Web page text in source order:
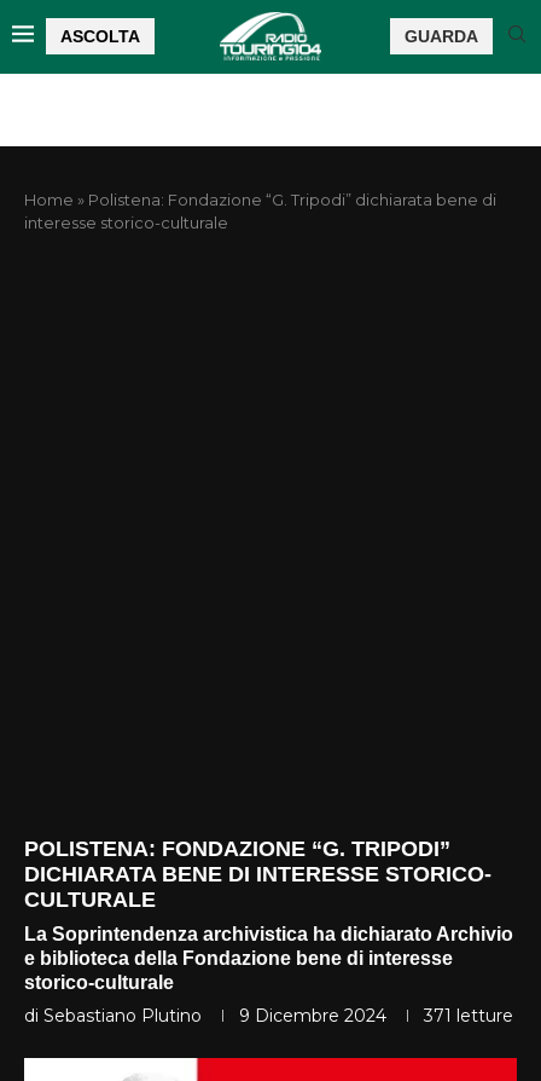
ASCOLTA GUARDA
Home » Polistena: Fondazione “G. Tripodi” dichiarata bene di
interesse storico-culturale
POLISTENA: FONDAZIONE “G. TRIPODI”
DICHIARATA BENE DI INTERESSE STORICO-
CULTURALE
La Soprintendenza archivistica ha dichiarato Archivio
e biblioteca della Fondazione bene di interesse
storico-culturale
di Sebastiano Plutino 9 Dicembre 2024 371 letture